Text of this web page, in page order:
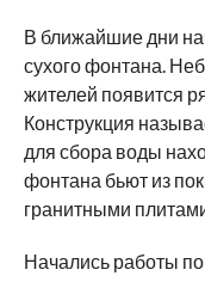
В ближайшие дни
сухого фонтана.
жителей появится
Конструкция
для сбора воды
фонтана бьют из
гранитными
Начались работы